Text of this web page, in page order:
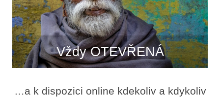
Vždy OTEVŘENÁ
…a k dispozici online kdekoliv a kdykoliv